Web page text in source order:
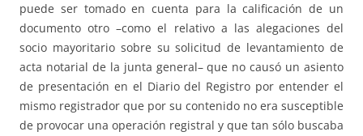
puede ser tomado en cuenta para la calificación de un
documento otro –como el relativo a las alegaciones del
socio mayoritario sobre su solicitud de levantamiento de
acta notarial de la junta general– que no causó un asiento
de presentación en el Diario del Registro por entender el
mismo registrador que por su contenido no era susceptible
de provocar una operación registral y que tan sólo buscaba